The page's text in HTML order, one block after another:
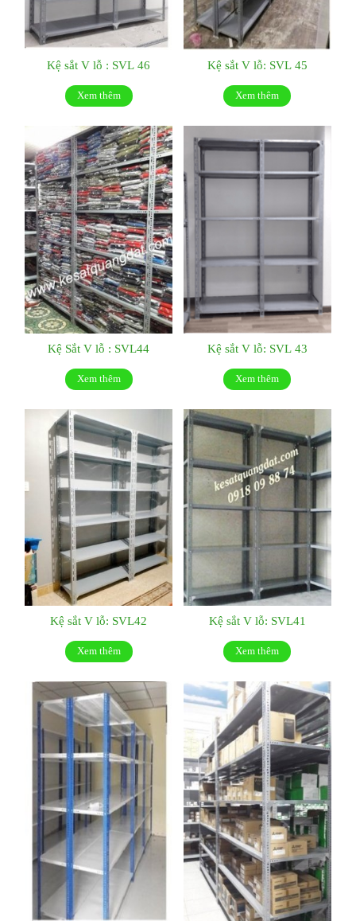
Kệ sắt V lỗ : SVL 46
Xem thêm
Kệ sắt V lỗ: SVL 45
Xem thêm
Kệ Sắt V lỗ : SVL44
Xem thêm
Kệ sắt V lỗ: SVL 43
Xem thêm
Kệ sắt V lỗ: SVL42
Xem thêm
Kệ sắt V lỗ: SVL41
Xem thêm